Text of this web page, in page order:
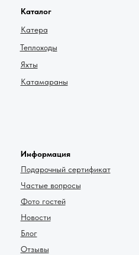
Каталог
Катамараны
Яхты
Теплоходы
Катера
Блог
Информация
Подарочный сертификат
Частые вопросы
Фото гостей
Новости
Отзывы